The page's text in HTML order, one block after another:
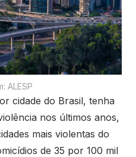
ALESP
cidade do Brasil, tenha
nos últimos anos,
mais violentas do
de 35 por 100 mil